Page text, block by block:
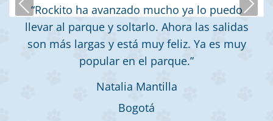
“Rockito ha avanzado mucho ya lo puedo
llevar al parque y soltarlo. Ahora las salidas
son más largas y está muy feliz. Ya es muy
popular en el parque.”
Natalia Mantilla
Bogotá
Previous Next